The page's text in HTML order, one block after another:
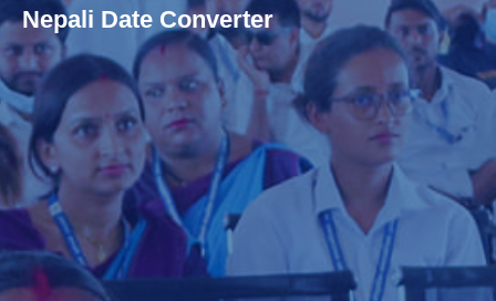
Nepali Date Converter